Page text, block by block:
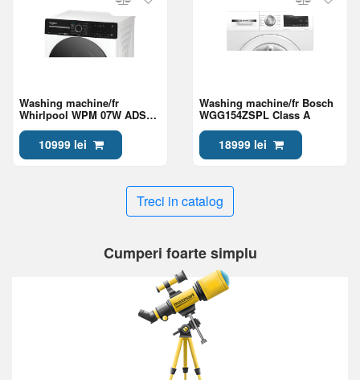
Washing machine/fr
Whirlpool WPM 07W ADS
10999 lei
Washing machine/fr Bosch
WGG154ZSPL Class A
18999 lei
Treci in catalog
Cumperi foarte simplu